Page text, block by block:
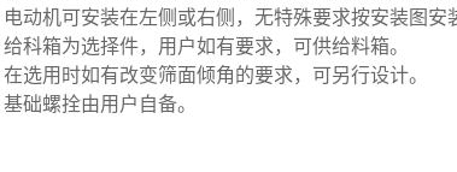
动机可安装在左侧或右侧，无特殊要求按安装图安
科箱为选择件，用户如有要求，可供给料箱。
选用时如有改变筛面倾角的要求，可另行设计。
础螺拴由用户自备。